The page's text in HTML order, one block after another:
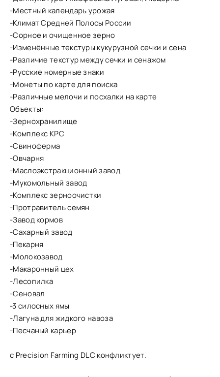
-Местный календарь урожая
-Климат Средней Полосы России
-Сорное и очищенное зерно
-Изменённые текстуры кукурузной сечки и сена
-Различие текстур между сечки и сенажом
-Русские номерные знаки
-Монеты по карте для поиска
-Различные мелочи и посхалки на карте
Объекты:
-Зернохранилище
-Комплекс КРС
-Свиноферма
-Овчарня
-Маслоэкстракционный завод
-Мукомольный завод
-Комплекс зерноочистки
-Протравитель семян
-Завод кормов
-Сахарный завод
-Пекарня
-Молокозавод
-Макаронный цех
-Лесопилка
-Сеновал
-3 силосных ямы
-Лагуна для жидкого навоза
-Песчаный карьер
с Precision Farming DLC конфликтует.